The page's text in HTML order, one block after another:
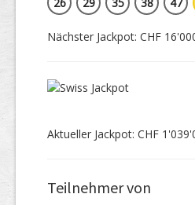
Nächster Jackpot: CHF
Aktueller Jackpot: CHF
Teilnehmer von